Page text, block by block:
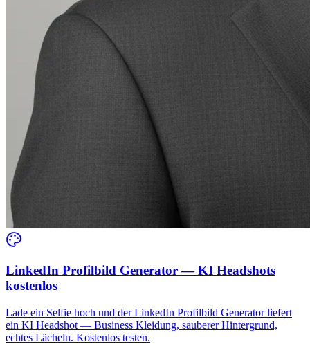
LinkedIn Profilbild Generator — KI Headshots
kostenlos
Lade ein Selfie hoch und der LinkedIn Profilbild Generator liefert
ein KI Headshot — Business Kleidung, sauberer Hintergrund,
echtes Lächeln. Kostenlos testen.